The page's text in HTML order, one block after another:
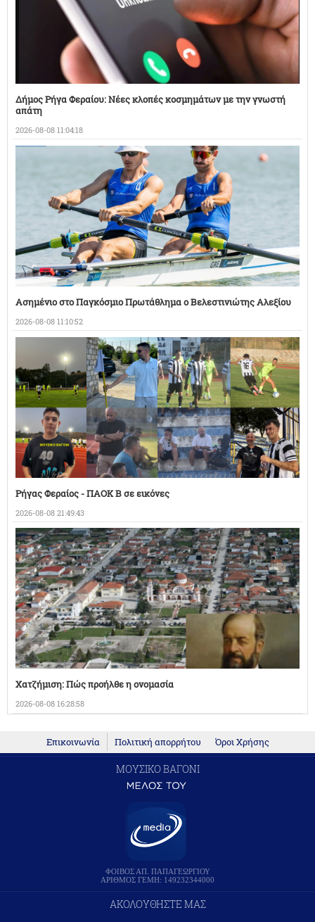
Δήμος Ρήγα Φεραίου: Νέες κλοπές κοσμημάτων με την γνωστή
απάτη
2026-08-08 11:04:18
Ασημένιο στο Παγκόσμιο Πρωτάθλημα ο Βελεστινιώτης Αλεξίου
2026-08-08 11:10:52
Ρήγας Φεραίος - ΠΑΟΚ Β σε εικόνες
2026-08-08 21:49:43
Χατζήμιση: Πώς προήλθε η ονομασία
2026-08-08 16:28:58
Επικοινωνία Πολιτική απορρήτου Όροι Χρήσης
ΜΟΥΣΙΚΟ ΒΑΓΟΝΙ
ΦΟΙΒΟΣ ΑΠ. ΠΑΠΑΓΕΩΡΓΙΟΥ
ΑΡΙΘΜΟΣ ΓΕΜΗ: 149232344000
ΑΚΟΛΟΥΘΗΣΤΕ ΜΑΣ